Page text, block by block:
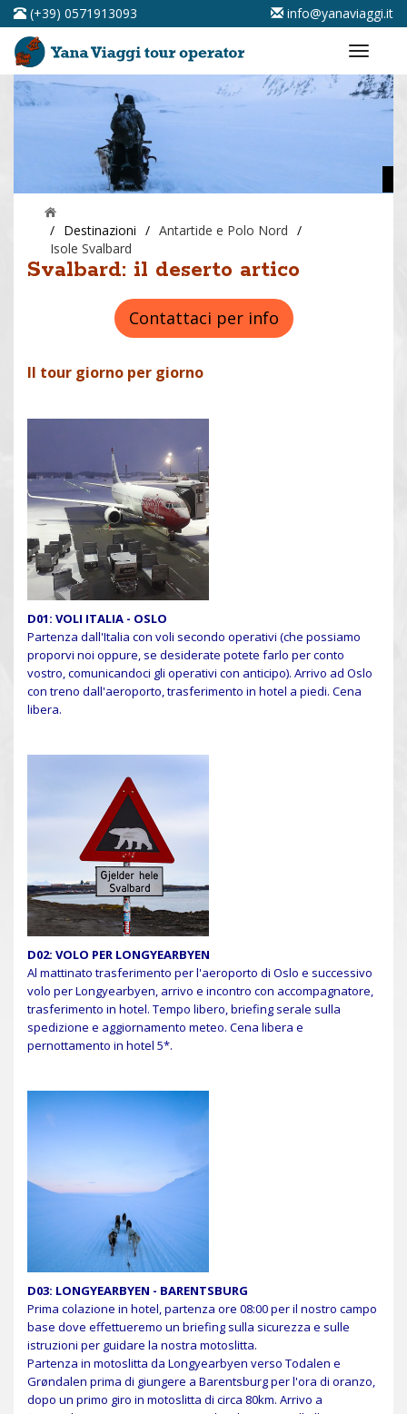
(+39) 0571913093 info@yanaviaggi.it
/ Destinazioni / Antartide e Polo Nord /
Isole Svalbard
Svalbard: il deserto artico
Contattaci per info
Il tour giorno per giorno
D01: VOLI ITALIA - OSLO
Partenza dall'Italia con voli secondo operativi (che possiamo
proporvi noi oppure, se desiderate potete farlo per conto
vostro, comunicandoci gli operativi con anticipo). Arrivo ad Oslo
con treno dall'aeroporto, trasferimento in hotel a piedi. Cena
libera.
D02: VOLO PER LONGYEARBYEN
Al mattinato trasferimento per l'aeroporto di Oslo e successivo
volo per Longyearbyen, arrivo e incontro con accompagnatore,
trasferimento in hotel. Tempo libero, briefing serale sulla
spedizione e aggiornamento meteo. Cena libera e
pernottamento in hotel 5*.
D03: LONGYEARBYEN - BARENTSBURG
Prima colazione in hotel, partenza ore 08:00 per il nostro campo
base dove effettueremo un briefing sulla sicurezza e sulle
istruzioni per guidare la nostra motoslitta.
Partenza in motoslitta da Longyearbyen verso Todalen e
Grøndalen prima di giungere a Barentsburg per l'ora di oranzo,
dopo un primo giro in motoslitta di circa 80km. Arrivo a